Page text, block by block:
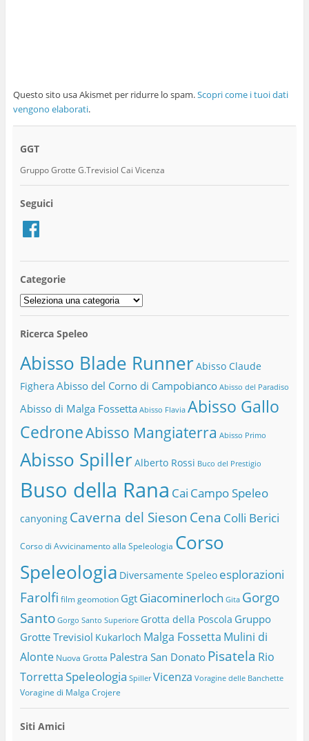
Questo sito usa Akismet per ridurre lo spam.Scopri come i tuoi dati
vengono elaborati.
GGT
Gruppo Grotte G.Trevisiol Cai Vicenza
Seguici
Facebook
Categorie
Categorie
Ricerca Speleo
Abisso Blade RunnerAbisso Claude
Fighera Abisso del Corno di Campobianco Abisso del Paradiso
Abisso di Malga Fossetta Abisso Flavia Abisso Gallo
CedroneAbisso Mangiaterra Abisso Primo
Abisso SpillerAlberto Rossi Buco del Prestigio
Buso della Rana Cai Campo Speleo
canyoning Caverna del Sieson Cena Colli Berici
Corso di Avvicinamento alla Speleologia Corso
Speleologia Diversamente Speleo esplorazioni
Farolfi film geomotion Ggt Giacominerloch Gita Gorgo
Santo Gorgo Santo Superiore Grotta della Poscola Gruppo
Grotte Trevisiol Kukarloch Malga Fossetta Mulini di
Alonte Nuova Grotta Palestra San Donato Pisatela Rio
TorrettaSpeleologia Spiller Vicenza Voragine delle Banchette
Voragine di Malga Crojere
Siti Amici